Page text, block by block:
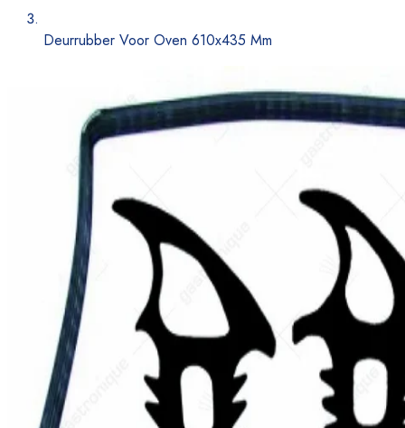
Deurrubber Voor Oven 610x435 Mm